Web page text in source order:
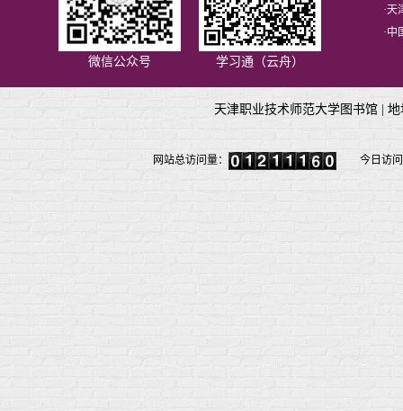
微信公众号 学习通（云舟）
·天
·中
天津职业技术师范大学图书馆 | 地
网站总访问量： 今日访